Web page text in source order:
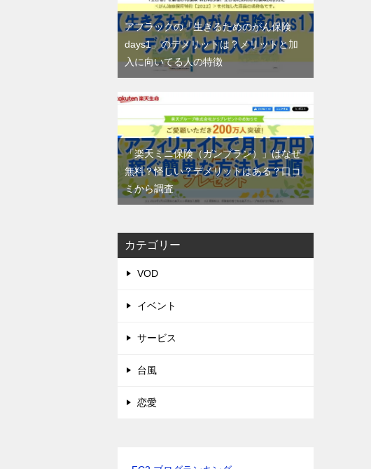
アフラックの「生きるためのがん保険
days1」のデメリットは？メリットと加
入に向いてる人の特徴
「楽天ミニ保険（ガンプラン）」はなぜ
無料？怪しい？デメリットはある？口コ
ミから調査
カテゴリー
VOD
イベント
サービス
台風
恋愛